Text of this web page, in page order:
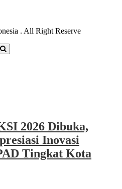
. All Right Reserve
2026 Dibuka,
Inovasi
Tingkat Kota